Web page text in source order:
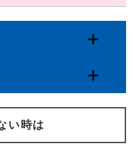
い時は